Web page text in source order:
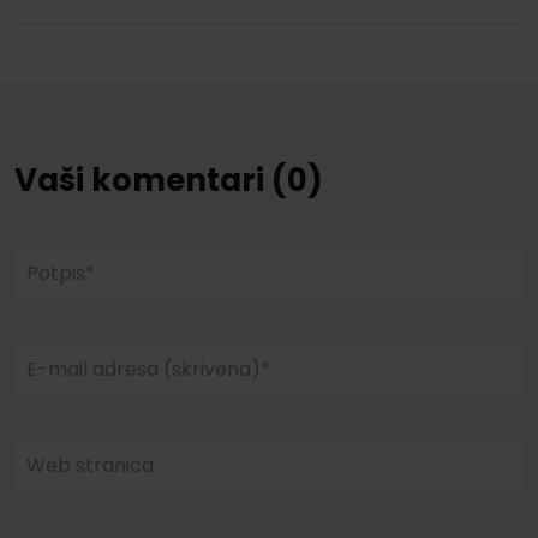
Vaši komentari (0)
Potpis*
E-mail adresa (skrivena)*
Web stranica